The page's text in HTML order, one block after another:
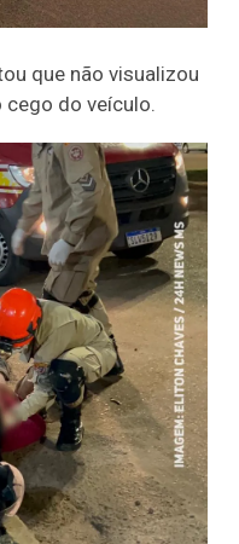
que não visualizou
do veículo.